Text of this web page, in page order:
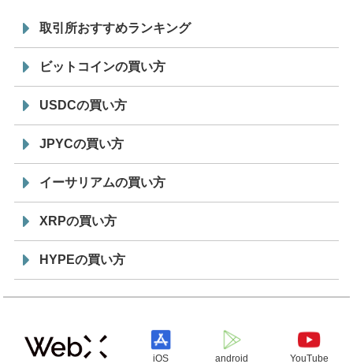
取引所おすすめランキング
ビットコインの買い方
USDCの買い方
JPYCの買い方
イーサリアムの買い方
XRPの買い方
HYPEの買い方
iOS android YouTube